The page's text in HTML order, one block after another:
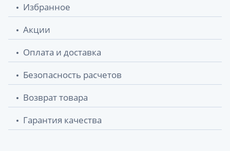
Избранное
Акции
Оплата и доставка
Безопасность расчетов
Возврат товара
Гарантия качества